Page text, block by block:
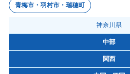
青梅市・羽村市・瑞穂町
神奈川県
中部
関西